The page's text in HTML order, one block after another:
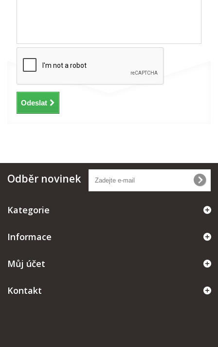
Odeslat
Odběr novinek
Kategorie
Informace
Můj účet
Kontakt